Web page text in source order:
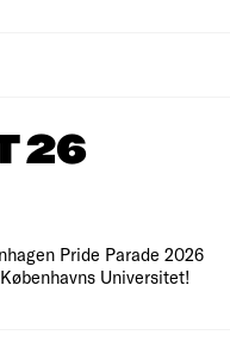
26
Pride Parade 2026
Universitet!